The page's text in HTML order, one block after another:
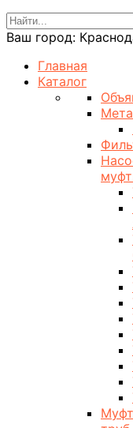
Ваш город:
Главная
Каталог